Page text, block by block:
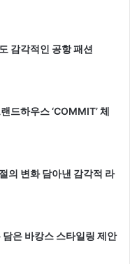
감각적인 공항 패션
드하우스 ‘COMMIT’ 체
의 변화 담아낸 감각적 라
은 바캉스 스타일링 제안